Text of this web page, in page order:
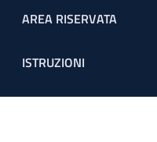
Footer menu
AREA RISERVATA
ISTRUZIONI